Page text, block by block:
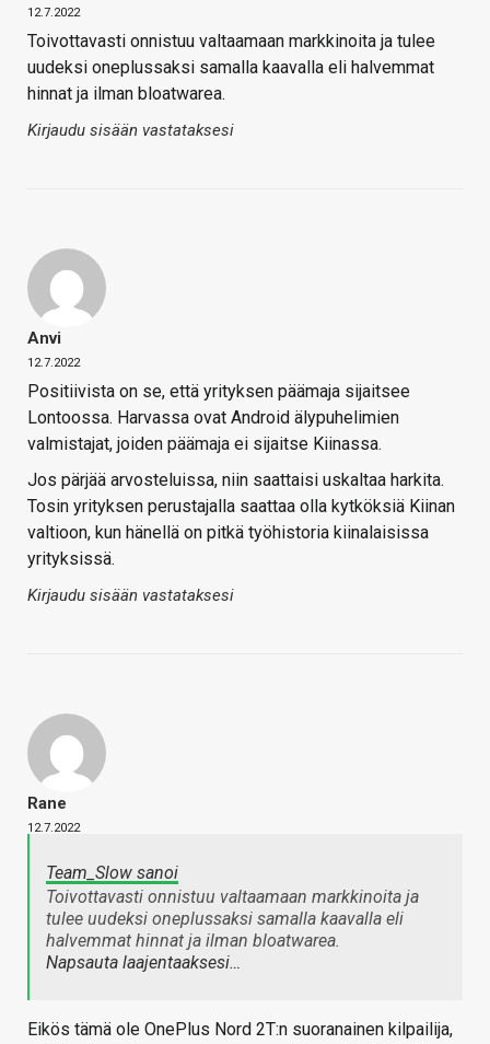
12.7.2022
Toivottavasti onnistuu valtaamaan markkinoita ja tulee
uudeksi oneplussaksi samalla kaavalla eli halvemmat
hinnat ja ilman bloatwarea.
Kirjaudu sisään vastataksesi
Anvi
12.7.2022
Positiivista on se, että yrityksen päämaja sijaitsee
Lontoossa. Harvassa ovat Android älypuhelimien
valmistajat, joiden päämaja ei sijaitse Kiinassa.
Jos pärjää arvosteluissa, niin saattaisi uskaltaa harkita.
Tosin yrityksen perustajalla saattaa olla kytköksiä Kiinan
valtioon, kun hänellä on pitkä työhistoria kiinalaisissa
yrityksissä.
Kirjaudu sisään vastataksesi
Rane
12.7.2022
Team_Slow sanoi
Toivottavasti onnistuu valtaamaan markkinoita ja
tulee uudeksi oneplussaksi samalla kaavalla eli
halvemmat hinnat ja ilman bloatwarea.
Napsauta laajentaaksesi…
Eikös tämä ole OnePlus Nord 2T:n suoranainen kilpailija,